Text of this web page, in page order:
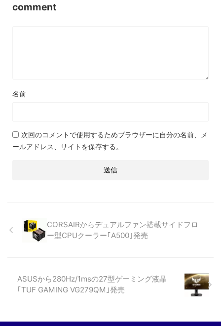
comment
名前
次回のコメントで使用するためブラウザーに自分の名前、メ
ールアドレス、サイトを保存する。
CORSAIRからデュアルファン搭載サイドフロ
ー型CPUクーラー｢A500｣発売
ASUSから280Hz/1msの27型ゲーミング液晶
｢TUF GAMING VG279QM｣発売